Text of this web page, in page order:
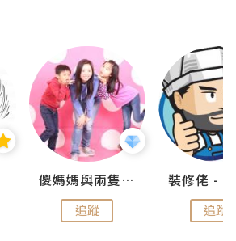
儍媽媽與兩隻小魔怪之家
追蹤 追蹤